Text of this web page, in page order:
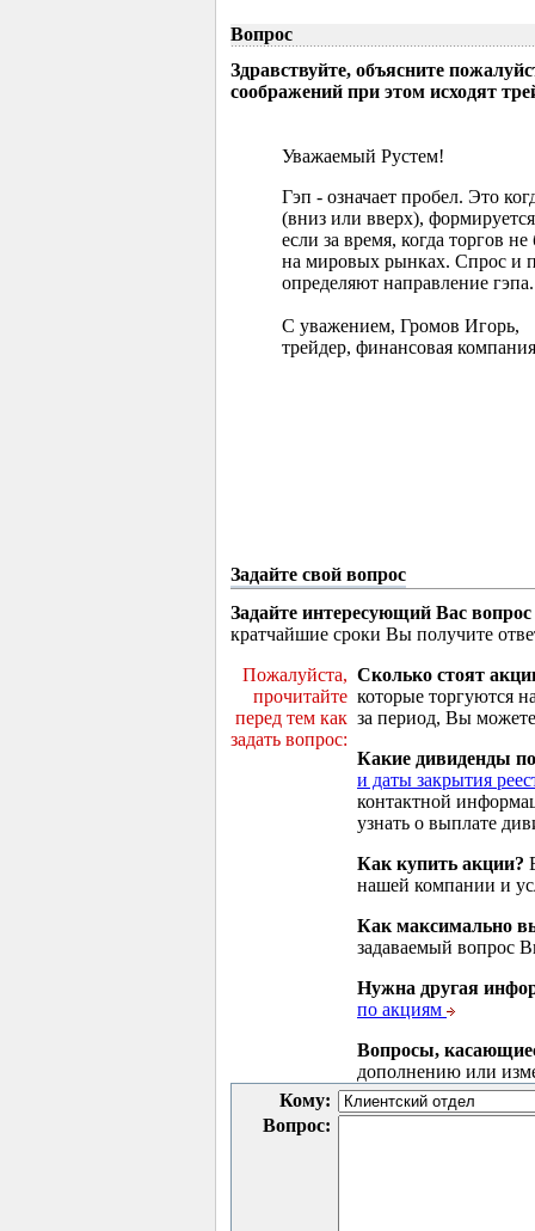
Вопрос
Здравствуйте, объясните
соображений при этом исходят
Уважаемый Рустем!
Гэп - означает пробел. Это
(вниз или вверх),
если за время, когда торгов
на мировых рынках. Спрос и
определяют направление гэпа.
С уважением, Громов Игорь,
трейдер, финансовая
Задайте свой вопрос
Задайте интересующий Вас вопрос
кратчайшие сроки Вы получите
Пожалуйста,
прочитайте
перед тем как
задать вопрос:
Сколько стоят
которые торгуются
за период, Вы
Какие дивиденды
и даты закрытия
контактной
узнать о выплате
Как купить акции?
нашей компании и
Как максимально
задаваемый вопрос
Нужна другая
по акциям
Вопросы,
дополнению или
Кому:
Вопрос: